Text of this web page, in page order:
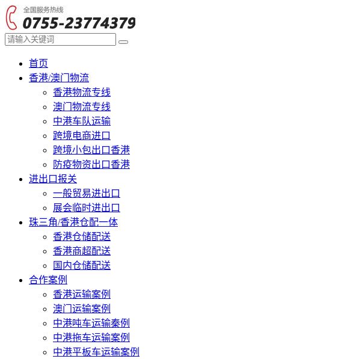
首页
香港/澳门物流
香港物流专线
澳门物流专线
中港车队运输
跨境电商进口
跨境小包出口香港
防疫物资出口香港
进出口报关
一般贸易进出口
展会临时进出口
珠三角/香港仓配一体
香港仓储配送
香港商超配送
国内仓储配送
合作案例
香港运输案例
澳门运输案例
中港吨车运输秦例
中港拖车运输案例
中港平板车运输案例